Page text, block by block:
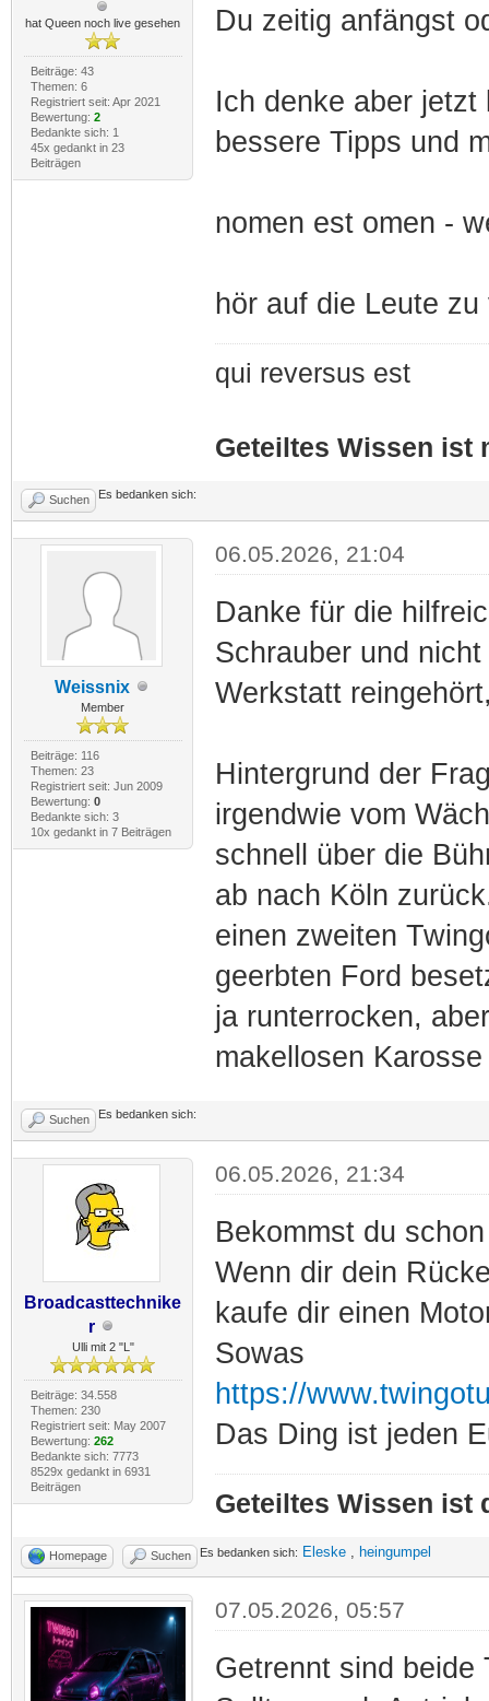
hat Queen noch live gesehen
Beiträge: 43
Themen: 6
Registriert seit: Apr 2021
Bewertung: 2
Bedankte sich: 1
45x gedankt in 23
Beiträgen
Du zeitig anfängst
Ich denke aber
bessere Tipps und
nomen est omen -
hör auf die Leute
qui reversus est
Geteiltes Wissen ist
Suchen Es bedanken sich:
Weissnix
Member
Beiträge: 116
Themen: 23
Registriert seit: Jun 2009
Bewertung: 0
Bedankte sich: 3
10x gedankt in 7 Beiträgen
06.05.2026, 21:04
Danke für die
Schrauber und
Werkstatt
Hintergrund der
irgendwie vom
schnell über die
ab nach Köln
einen zweiten
geerbten Ford
ja runterrocken,
makellosen
Suchen Es bedanken sich:
Broadcasttechnike
r
Ulli mit 2 "L"
Beiträge: 34.558
Themen: 230
Registriert seit: May 2007
Bewertung: 262
Bedankte sich: 7773
8529x gedankt in 6931
Beiträgen
06.05.2026, 21:34
Bekommst du
Wenn dir dein
kaufe dir einen
Sowas
https://
Das Ding ist jeden
Geteiltes Wissen ist
Homepage Suchen Es bedanken sich: Eleske heingumpel
07.05.2026, 05:57
Getrennt sind beide